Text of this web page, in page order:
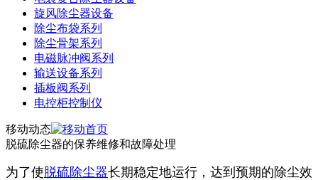
旋风除尘器设备
除尘布袋系列
除尘骨架系列
电磁脉冲阀系列
输送设备系列
插板阀系列
电控柜控制仪
移动动态
脱硫除尘器的保养维修和故障处理
为了使脱硫除尘器长期稳定地运行，达到预期的除尘效